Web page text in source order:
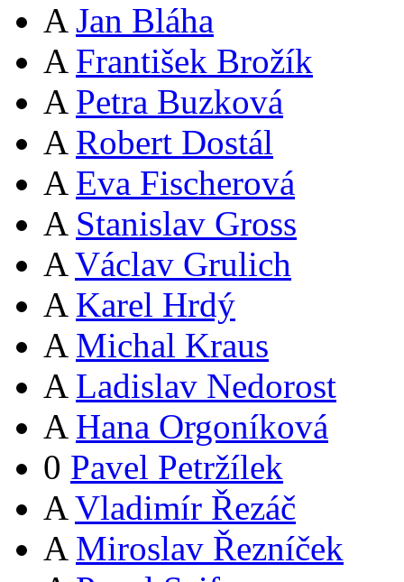
A Jan Bláha
A František Brožík
A Petra Buzková
A Robert Dostál
A Eva Fischerová
A Stanislav Gross
A Václav Grulich
A Karel Hrdý
A Michal Kraus
A Ladislav Nedorost
A Hana Orgoníková
0 Pavel Petržílek
A Vladimír Řezáč
A Miroslav Řezníček